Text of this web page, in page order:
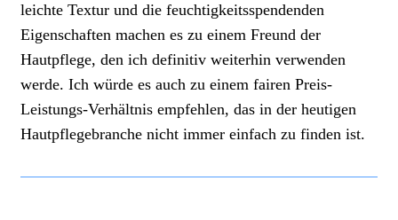
leichte Textur und die feuchtigkeitsspendenden
Eigenschaften machen es zu einem Freund der
Hautpflege, den ich definitiv weiterhin verwenden
werde. Ich würde es auch zu einem fairen Preis-
Leistungs-Verhältnis empfehlen, das in der heutigen
Hautpflegebranche nicht immer einfach zu finden ist.